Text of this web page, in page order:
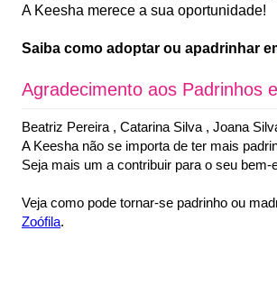
A Keesha merece a sua oportunidade!
Saiba como adoptar ou apadrinhar
Agradecimento aos Padrinhos
Beatriz Pereira , Catarina Silva , Joana
A Keesha não se importa de ter mais
Seja mais um a contribuir para o seu bem-
Veja como pode tornar-se padrinho ou
Zoófila.